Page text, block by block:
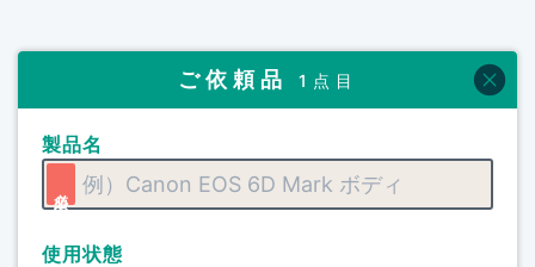
ご依頼品 1点目
製品名
使用状態